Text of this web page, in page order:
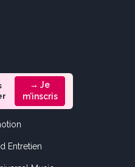
→ Je
m’inscris
Entretien